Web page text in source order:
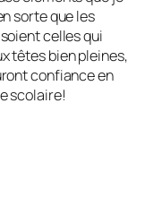
sorte que les
celles qui
têtes bien pleines,
confiance en
scolaire!